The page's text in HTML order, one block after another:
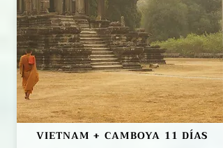
VIETNAM + CAMBOYA 11 DÍAS